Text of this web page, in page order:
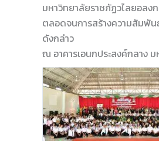
มหาวิทยาลัยราชภัฏวไลยอล
ตลอดจนการสร้างความสัมพั
ดังกล่าว
ณ อาคารเอนกประสงค์กลาง